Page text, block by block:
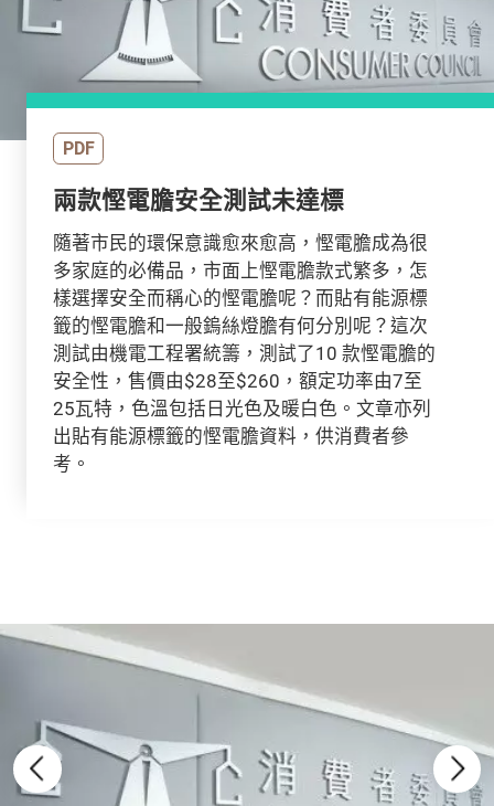
PDF
兩款慳電膽安全測試未達標
隨著市民的環保意識愈來愈高，慳電膽成為很
多家庭的必備品，市面上慳電膽款式繁多，怎
樣選擇安全而稱心的慳電膽呢？而貼有能源標
籤的慳電膽和一般鎢絲燈膽有何分別呢？這次
測試由機電工程署統籌，測試了10 款慳電膽的
安全性，售價由$28至$260，額定功率由7至
25瓦特，色溫包括日光色及暖白色。文章亦列
出貼有能源標籤的慳電膽資料，供消費者參
考。